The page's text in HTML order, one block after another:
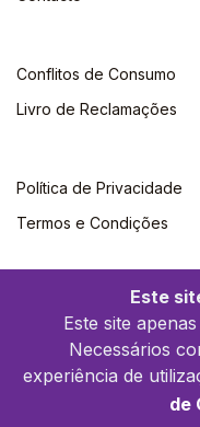
Este
Este site
Necessários
experiência de
de
Conflitos de Consumo
Livro de Reclamações
Política de Privacidade
Termos e Condições
©2026